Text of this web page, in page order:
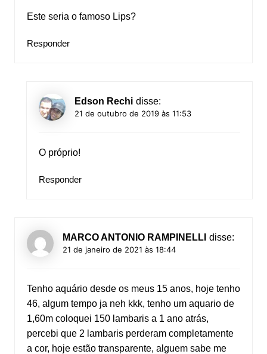
Este seria o famoso Lips?
Responder
Edson Rechi disse:
21 de outubro de 2019 às 11:53
O próprio!
Responder
MARCO ANTONIO RAMPINELLI disse:
21 de janeiro de 2021 às 18:44
Tenho aquário desde os meus 15 anos, hoje tenho
46, algum tempo ja neh kkk, tenho um aquario de
1,60m coloquei 150 lambaris a 1 ano atrás,
percebi que 2 lambaris perderam completamente
a cor, hoje estão transparente, alguem sabe me